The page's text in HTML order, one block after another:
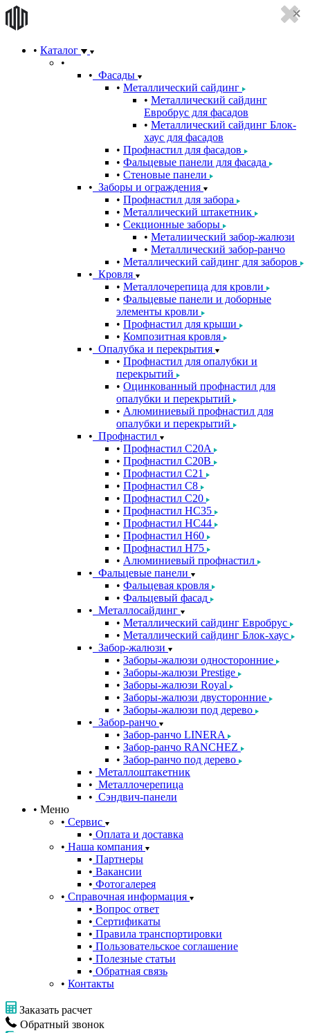
Каталог
Фасады
Металлический сайдинг
Металлический сайдинг
Евробрус для фасадов
Металлический сайдинг Блок-
хаус для фасадов
Профнастил для фасадов
Фальцевые панели для фасада
Стеновые панели
Заборы и ограждения
Профнастил для забора
Металлический штакетник
Секционные заборы
Металиический забор-жалюзи
Металлический забор-ранчо
Металлический сайдинг для заборов
Кровля
Металлочерепица для кровли
Фальцевые панели и доборные
элементы кровли
Профнастил для крыши
Композитная кровля
Опалубка и перекрытия
Профнастил для опалубки и
перекрытий
Оцинкованный профнастил для
опалубки и перекрытий
Алюминиевый профнастил для
опалубки и перекрытий
Профнастил
Профнастил С20A
Профнастил С20B
Профнастил С21
Профнастил С8
Профнастил С20
Профнастил НС35
Профнастил НС44
Профнастил Н60
Профнастил Н75
Алюминиевый профнастил
Фальцевые панели
Фальцевая кровля
Фальцевый фасад
Металлосайдинг
Металлический сайдинг Евробрус
Металлический сайдинг Блок-хаус
Забор-жалюзи
Заборы-жалюзи односторонние
Заборы-жалюзи Prestige
Заборы-жалюзи Royal
Заборы-жалюзи двусторонние
Заборы-жалюзи под дерево
Забор-ранчо
Забор-ранчо LINERA
Забор-ранчо RANCHEZ
Забор-ранчо под дерево
Металлоштакетник
Металлочерепица
Сэндвич-панели
Меню
Сервис
Оплата и доставка
Наша компания
Партнеры
Вакансии
Фотогалерея
Справочная информация
Вопрос ответ
Сертификаты
Правила транспортировки
Пользовательское соглашение
Полезные статьи
Обратная связь
Контакты
Заказать расчет
Обратный звонок